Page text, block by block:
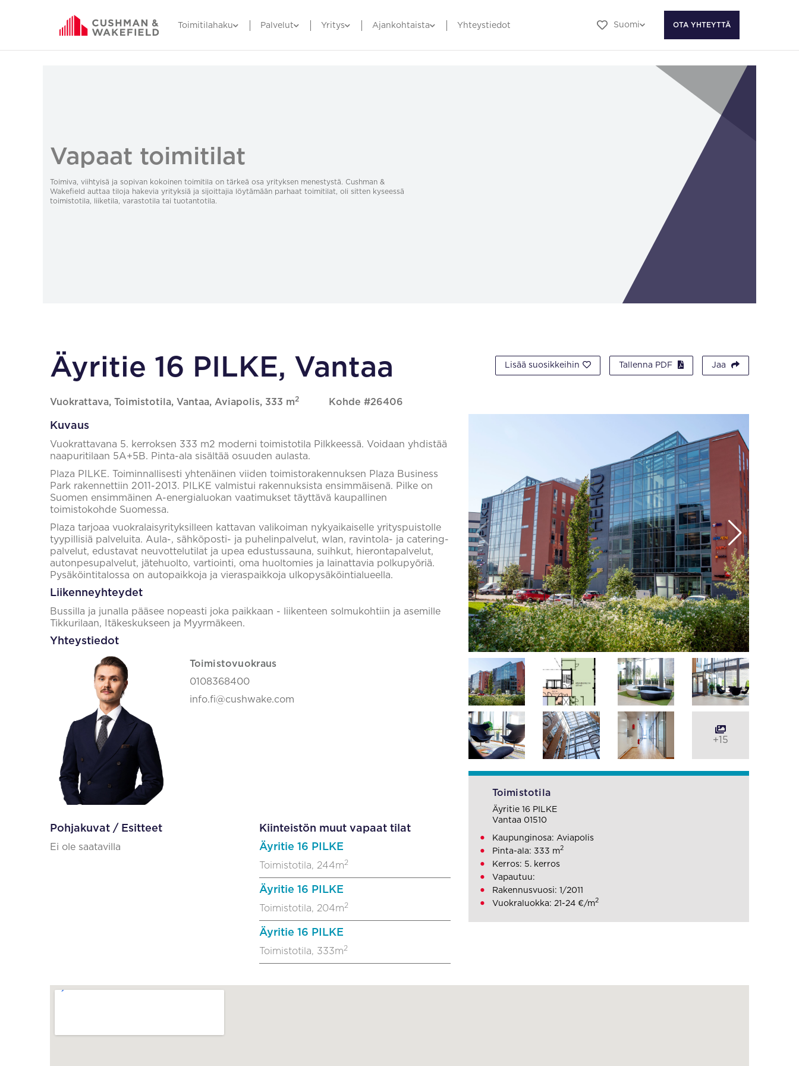
Toimitilahaku Palvelut Yritys Ajankohtaista Yhteystiedot Suomi OTA YHTEYTTÄ
Vapaat toimitilat
Toimiva, viihtyisä ja sopivan kokoinen toimitila on tärkeä osa yrityksen menestystä. Cushman &
Wakefield auttaa tiloja hakevia yrityksiä ja sijoittajia löytämään parhaat toimitilat, oli sitten kyseessä
toimistotila, liiketila, varastotila tai tuotantotila.
Äyritie 16 PILKE, Vantaa
Vuokrattava, Toimistotila, Vantaa, Aviapolis, 333 m2 Kohde #26406
Lisää suosikkeihin Tallenna PDF Jaa
Kuvaus
Vuokrattavana 5. kerroksen 333 m2 moderni toimistotila Pilkkeessä. Voidaan yhdistää
naapuritilaan 5A+5B. Pinta-ala sisältää osuuden aulasta.
Plaza PILKE. Toiminnallisesti yhtenäinen viiden toimistorakennuksen Plaza Business
Park rakennettiin 2011-2013. PILKE valmistui rakennuksista ensimmäisenä. Pilke on
Suomen ensimmäinen A-energialuokan vaatimukset täyttävä kaupallinen
toimistokohde Suomessa.
Plaza tarjoaa vuokralaisyrityksilleen kattavan valikoiman nykyaikaiselle yrityspuistolle
tyypillisiä palveluita. Aula-, sähköposti- ja puhelinpalvelut, wlan, ravintola- ja catering-
palvelut, edustavat neuvottelutilat ja upea edustussauna, suihkut, hierontapalvelut,
autonpesupalvelut, jätehuolto, vartiointi, oma huoltomies ja lainattavia polkupyöriä.
Pysäköintitalossa on autopaikkoja ja vieraspaikkoja ulkopysäköintialueella.
Liikenneyhteydet
Bussilla ja junalla pääsee nopeasti joka paikkaan - liikenteen solmukohtiin ja asemille
Tikkurilaan, Itäkeskukseen ja Myyrmäkeen.
Yhteystiedot
Toimistovuokraus
0108368400
info.fi@cushwake.com
Pohjakuvat / Esitteet
Ei ole saatavilla
Kiinteistön muut vapaat tilat
Äyritie 16 PILKE
Toimistotila, 244m2
Äyritie 16 PILKE
Toimistotila, 204m2
Äyritie 16 PILKE
Toimistotila, 333m2
+15
Toimistotila
Äyritie 16 PILKE
Vantaa 01510
Kaupunginosa: Aviapolis
Pinta-ala: 333 m2
Kerros: 5. kerros
Vapautuu:
Rakennusvuosi: 1/2011
Vuokraluokka: 21-24 €/m2